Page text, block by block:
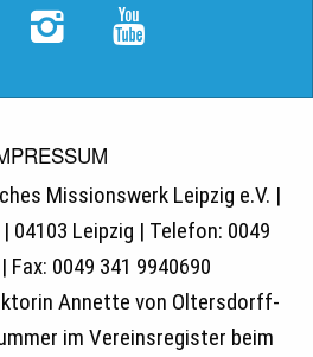
Missionswerk Leipzig e.V. |
04103 Leipzig | Telefon: 0049
Fax: 0049 341 9940690
Annette von Oltersdorff-
im Vereinsregister beim